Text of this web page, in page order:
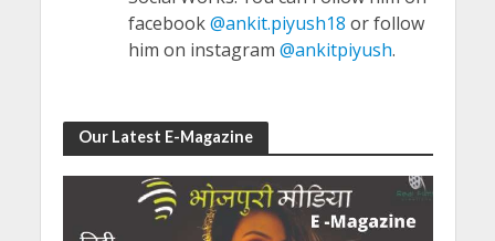
facebook@ankit.piyush18 or follow
him on instagram @ankitpiyush.
Our Latest E-Magazine